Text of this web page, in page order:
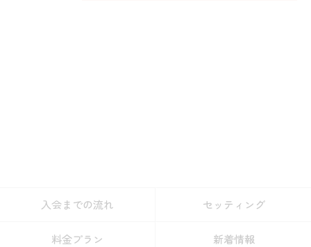
入会までの流れ セッティング
料金プラン 新着情報